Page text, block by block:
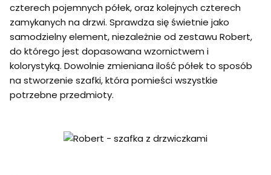
czterech pojemnych półek, oraz kolejnych czterech
zamykanych na drzwi. Sprawdza się świetnie jako
samodzielny element, niezależnie od zestawu Robert,
do którego jest dopasowana wzornictwem i
kolorystyką. Dowolnie zmieniana ilość półek to sposób
na stworzenie szafki, która pomieści wszystkie
potrzebne przedmioty.